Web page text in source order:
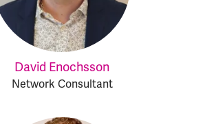
David Enochsson
Network Consultant